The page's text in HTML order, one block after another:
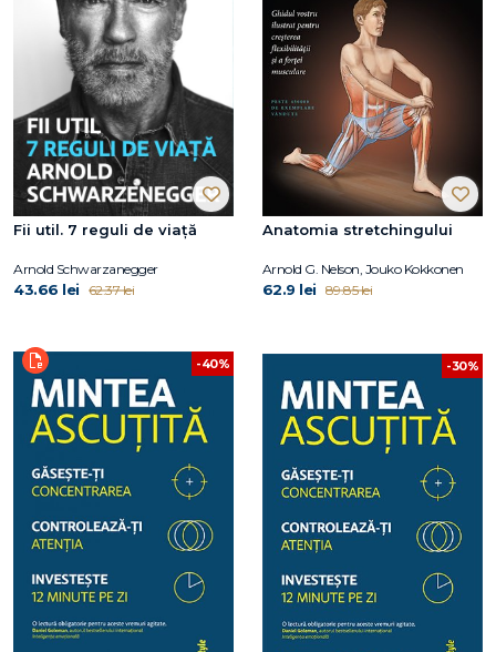
Fii util. 7 reguli de viață
Arnold Schwarzanegger
43.66 lei 62.37 lei
Anatomia stretchingului
Arnold G. Nelson, Jouko Kokkonen
62.9 lei 89.85 lei
-40% -30%